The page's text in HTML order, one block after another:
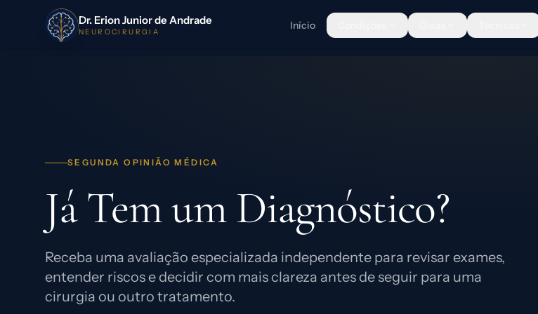
Dr. Erion Junior de Andrade
NEUROCIRURGIA Início
SEGUNDA OPINIÃO MÉDICA
Já Tem um Diagnóstico?
Receba uma avaliação especializada independente para revisar exames,
entender riscos e decidir com mais clareza antes de seguir para uma
cirurgia ou outro tratamento.